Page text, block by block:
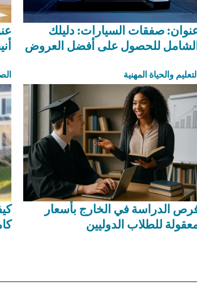
صفقات السيارات: دليلك
للحصول على أفضل العروض
التعليم والحياة المهنية
الدراسة في الخارج بأسعار
للطلاب الدوليين